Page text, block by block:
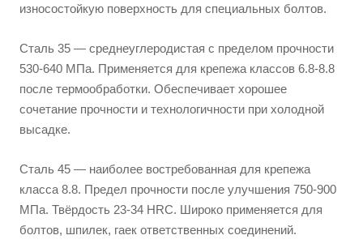
износостойкую поверхность для специальных болтов.
Сталь 35 — среднеуглеродистая с пределом прочности
530-640 МПа. Применяется для крепежа классов 6.8-8.8
после термообработки. Обеспечивает хорошее
сочетание прочности и технологичности при холодной
высадке.
Сталь 45 — наиболее востребованная для крепежа
класса 8.8. Предел прочности после улучшения 750-900
МПа. Твёрдость 23-34 HRC. Широко применяется для
болтов, шпилек, гаек ответственных соединений.